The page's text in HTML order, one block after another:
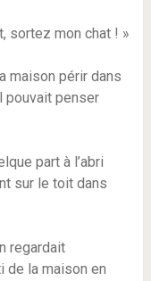
sortez mon chat ! »
maison périr dans
pouvait penser
part à l’abri
sur le toit dans
regardait
de la maison en